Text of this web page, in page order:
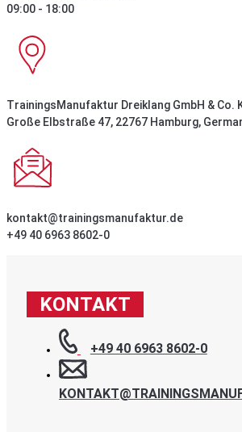
09:00 - 18:00
TrainingsManufaktur Dreiklang GmbH & Co.
Große Elbstraße 47, 22767 Hamburg,
kontakt@trainingsmanufaktur.de
+49 40 6963 8602-0
KONTAKT
+49 40 6963 8602-0